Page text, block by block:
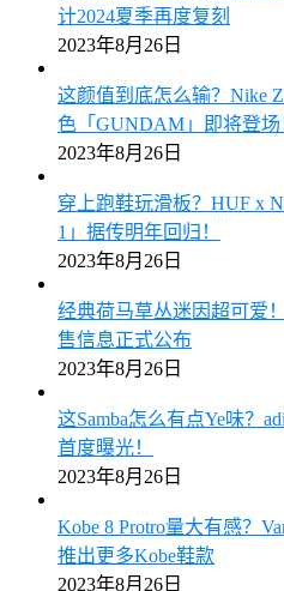
计2024夏季再度复刻
2023年8月26日
这颜值到底怎么输？Nike
色「GUNDAM」即将登场
2023年8月26日
穿上跑鞋玩滑板？HUF x
1」据传明年回归！
2023年8月26日
经典荷马草丛迷因超可爱
售信息正式公布
2023年8月26日
这Samba怎么有点Ye味？
首度曝光！
2023年8月26日
Kobe 8 Protro量大有感？
推出更多Kobe鞋款
2023年8月26日